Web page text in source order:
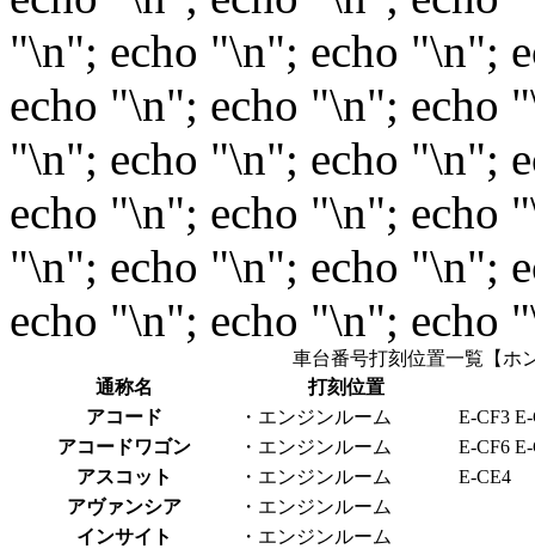
"\n"; echo "\n"; echo "\n";
echo "\n"; echo "\n"; echo
"\n"; echo "\n"; echo "\n";
echo "\n"; echo "\n"; echo
"\n"; echo "\n"; echo "\n";
echo "\n"; echo "\n"; echo
車台番号打刻位置一覧【ホ
通称名
打刻位置
アコード
・エンジンルーム
E-CF3
アコードワゴン
・エンジンルーム
E-CF6
アスコット
・エンジンルーム
E-CE4
アヴァンシア
・エンジンルーム
インサイト
・エンジンルーム